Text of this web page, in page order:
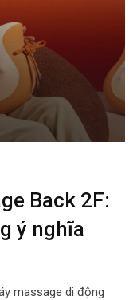
Back 2F:
ý nghĩa
massage di động